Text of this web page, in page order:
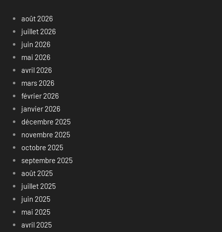
août 2026
juillet 2026
juin 2026
mai 2026
avril 2026
mars 2026
février 2026
janvier 2026
décembre 2025
novembre 2025
octobre 2025
septembre 2025
août 2025
juillet 2025
juin 2025
mai 2025
avril 2025